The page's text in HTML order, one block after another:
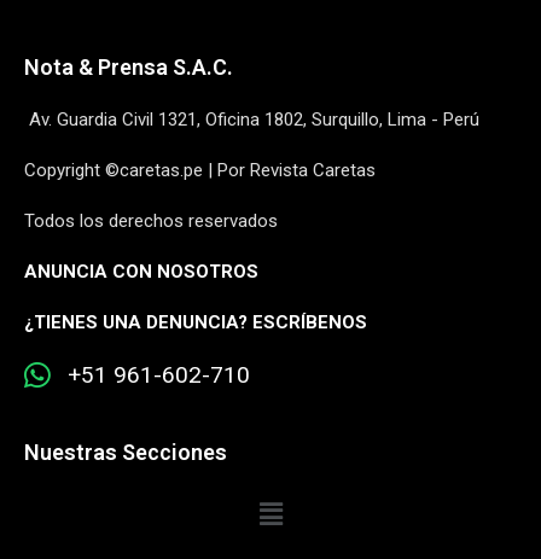
Nota & Prensa S.A.C.
Av. Guardia Civil 1321, Oficina 1802, Surquillo, Lima - Perú
Copyright ©caretas.pe | Por Revista Caretas
Todos los derechos reservados
ANUNCIA CON NOSOTROS
¿TIENES UNA DENUNCIA? ESCRÍBENOS
+51 961-602-710
Nuestras Secciones